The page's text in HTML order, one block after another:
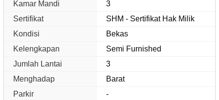
Kamar Mandi
3
Sertifikat
SHM - Sertifikat Hak Milik
Kondisi
Bekas
Kelengkapan
Semi Furnished
Jumlah Lantai
3
Menghadap
Barat
Parkir
-